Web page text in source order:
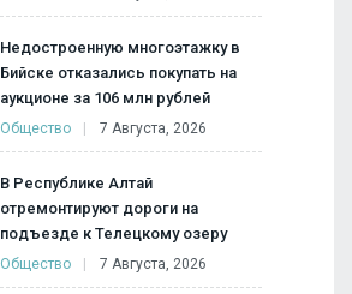
Недостроенную многоэтажку в
Бийске отказались покупать на
аукционе за 106 млн рублей
Общество 7 Августа, 2026
В Республике Алтай
отремонтируют дороги на
подъезде к Телецкому озеру
Общество 7 Августа, 2026